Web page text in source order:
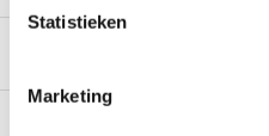
Statistieken
Marketing